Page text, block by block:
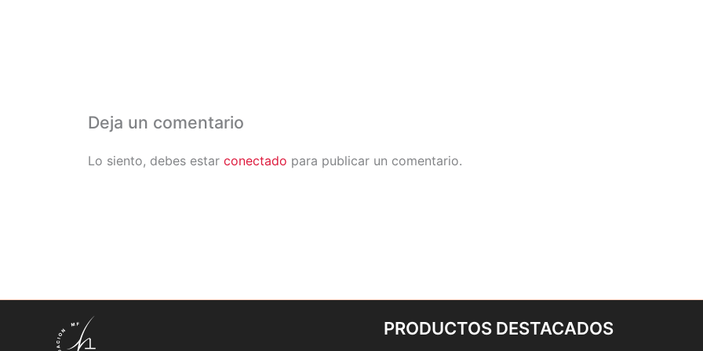
Deja un comentario
Lo siento, debes estar conectado para publicar un comentario.
PRODUCTOS DESTACADOS